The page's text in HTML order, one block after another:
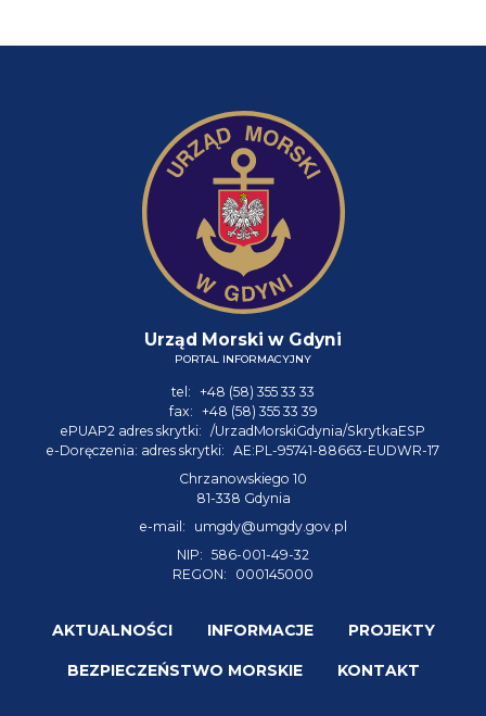
Urząd Morski w Gdyni
PORTAL INFORMACYJNY
tel: +48 (58) 355 33 33
fax: +48 (58) 355 33 39
ePUAP2 adres skrytki: /UrzadMorskiGdynia/SkrytkaESP
e-Doręczenia: adres skrytki: AE:PL-95741-88663-EUDWR-17
Chrzanowskiego 10
81-338 Gdynia
e-mail:
umgdy@umgdy.gov.pl
NIP: 586-001-49-32
REGON:
000145000
AKTUALNOŚCI INFORMACJE PROJEKTY
BEZPIECZEŃSTWO MORSKIE KONTAKT